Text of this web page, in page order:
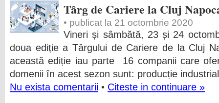
Târg de Cariere la Cluj
• publicat la 21 octombrie 2020
Vineri și sâmbătă, 23 și 24
doua ediție a Târgului de Cariere de la Cluj
această ediție iau parte 16 companii care
domenii în acest sezon sunt: producție
Nu exista comentarii • Citeste in continuare »